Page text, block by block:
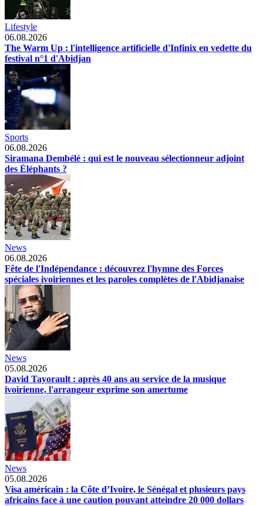
Lifestyle
06.08.2026
The Warm Up : l'intelligence artificielle d'Infinix en vedette du
festival n°1 d'Abidjan
Sports
06.08.2026
Siramana Dembélé : qui est le nouveau sélectionneur adjoint
des Éléphants ?
News
06.08.2026
Fête de l'Indépendance : découvrez l'hymne des Forces
spéciales ivoiriennes et les paroles complètes de l'Abidjanaise
News
05.08.2026
David Tayorault : après 40 ans au service de la musique
ivoirienne, l'arrangeur exprime son amertume
News
05.08.2026
Visa américain : la Côte d’Ivoire, le Sénégal et plusieurs pays
africains face à une caution pouvant atteindre 20 000 dollars